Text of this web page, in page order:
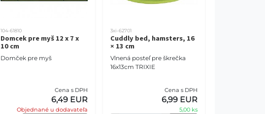
104-61810
Domcek pre myš 12 x 7 x
10 cm
Domček pre myš
Cena s DPH
6,49 EUR
Objednané u dodavateľa
3xi-62701
Cuddly bed, hamsters, 16
× 13 cm
Vlnená posteľ pre škrečka
16x13cm TRIXIE
Cena s DPH
6,99 EUR
5,00 ks